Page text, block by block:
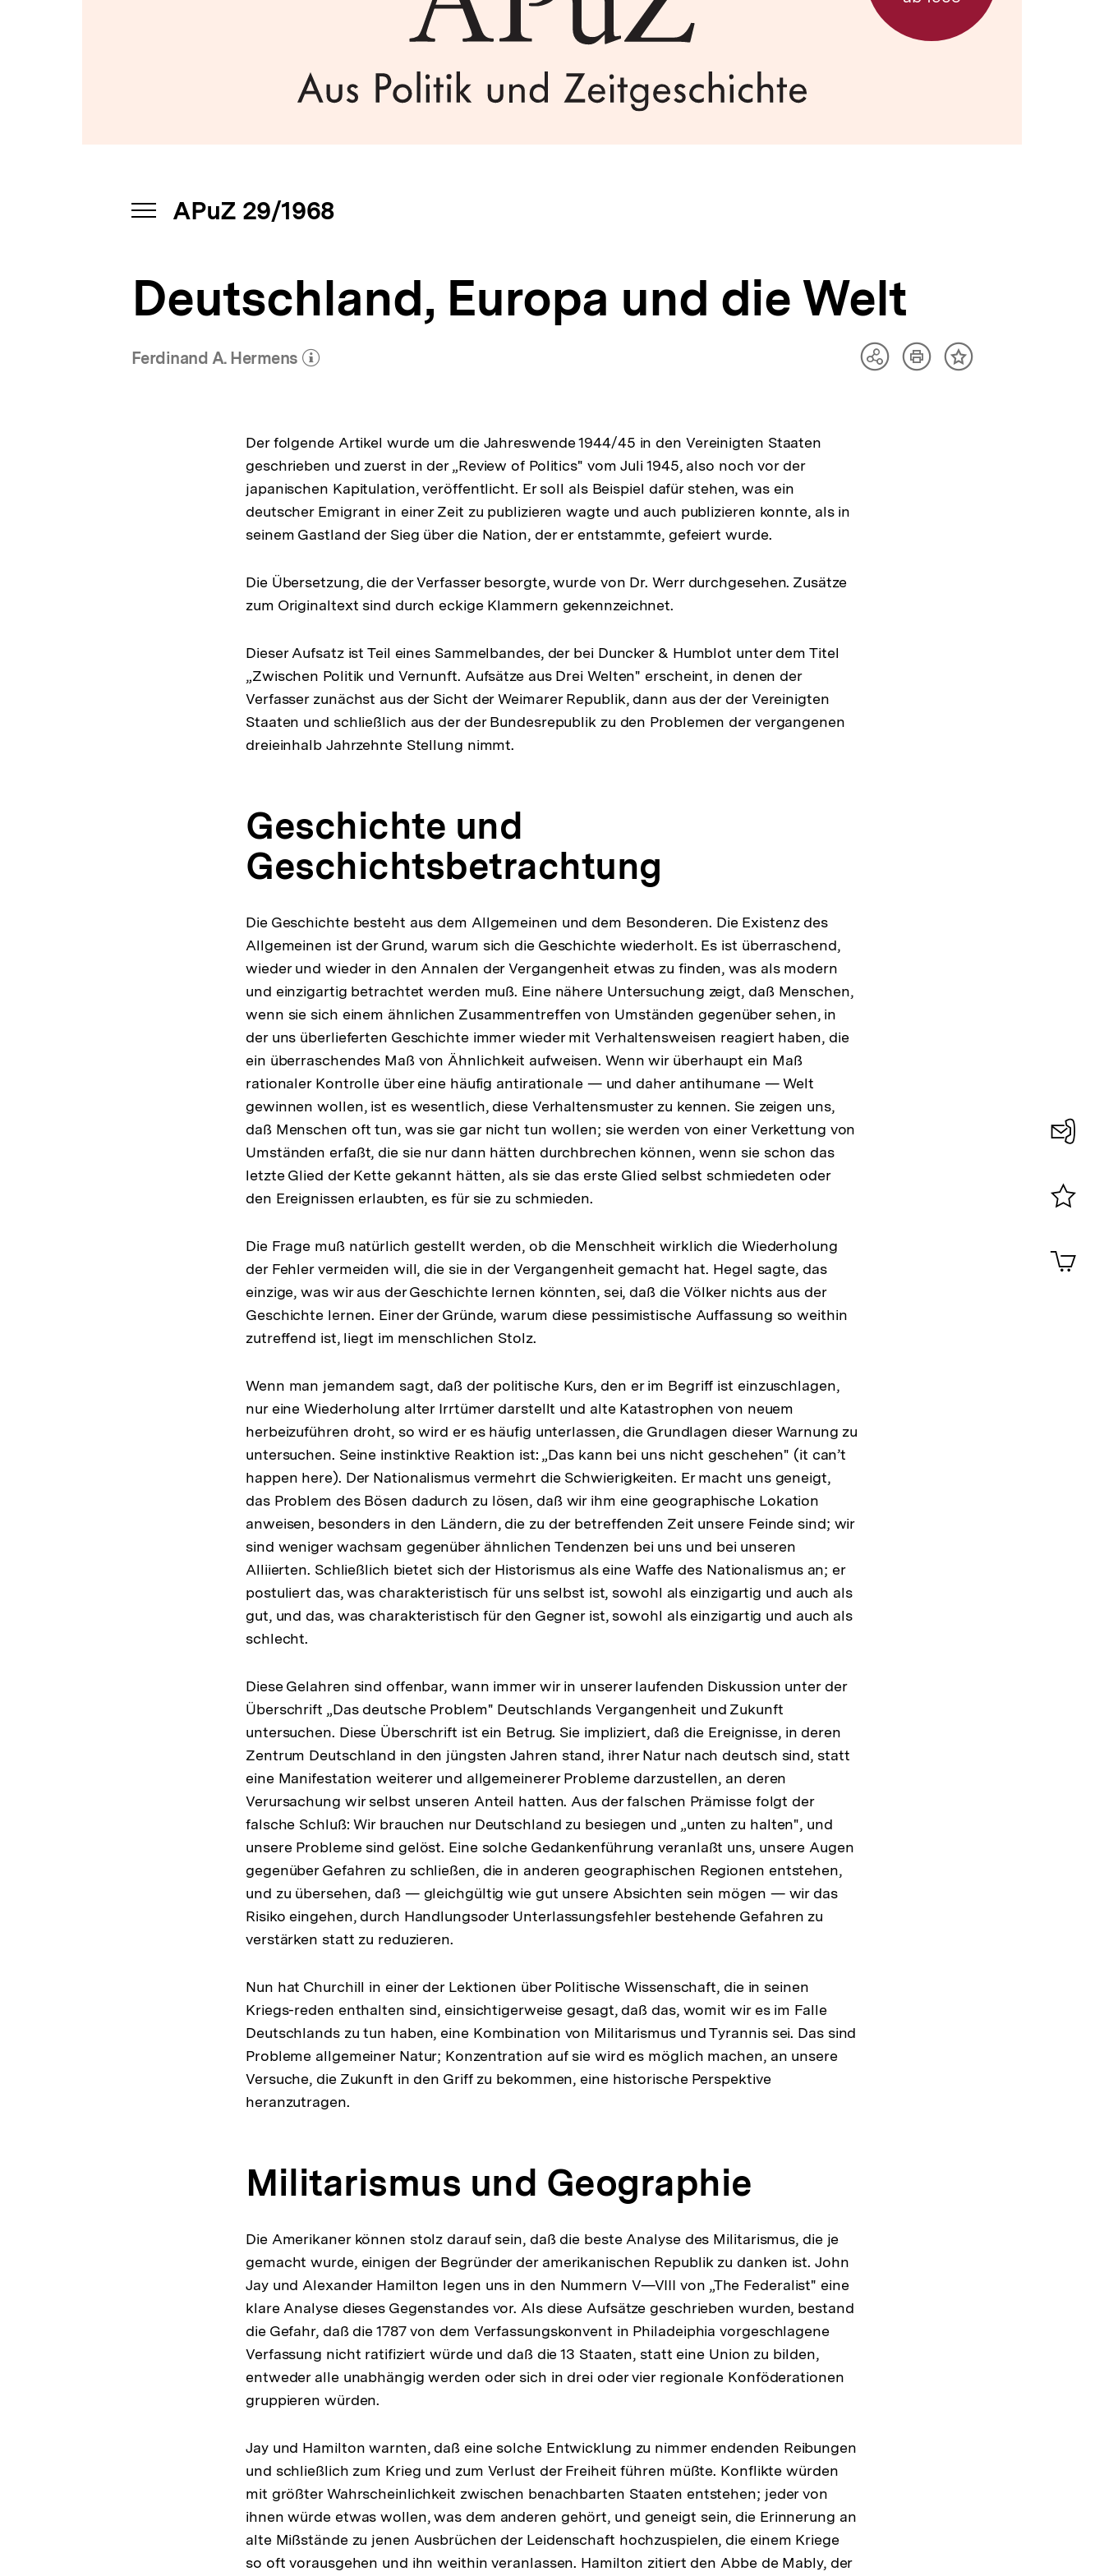
INHALTSNAVIGATION
APuZ 29/1968
Deutschland, Europa und die Welt
Ferdinand A. Hermens
(Mehr zum Autor)
TeilenArtikelInhalt
Der folgende Artikel wurde um die Jahreswende 1944/45 in den Vereinigten Staaten
geschrieben und zuerst in der „Review of Politics" vom Juli 1945, also noch vor der
japanischen Kapitulation, veröffentlicht. Er soll als Beispiel dafür stehen, was ein
deutscher Emigrant in einer Zeit zu publizieren wagte und auch publizieren konnte, als in
seinem Gastland der Sieg über die Nation, der er entstammte, gefeiert wurde.
Die Übersetzung, die der Verfasser besorgte, wurde von Dr. Werr durchgesehen. Zusätze
zum Originaltext sind durch eckige Klammern gekennzeichnet.
Dieser Aufsatz ist Teil eines Sammelbandes, der bei Duncker & Humblot unter dem Titel
„Zwischen Politik und Vernunft. Aufsätze aus Drei Welten" erscheint, in denen der
Verfasser zunächst aus der Sicht der Weimarer Republik, dann aus der der Vereinigten
Staaten und schließlich aus der der Bundesrepublik zu den Problemen der vergangenen
dreieinhalb Jahrzehnte Stellung nimmt.
Geschichte und
Geschichtsbetrachtung
Die Geschichte besteht aus dem Allgemeinen und dem Besonderen. Die Existenz des
Allgemeinen ist der Grund, warum sich die Geschichte wiederholt. Es ist überraschend,
wieder und wieder in den Annalen der Vergangenheit etwas zu finden, was als modern
und einzigartig betrachtet werden muß. Eine nähere Untersuchung zeigt, daß Menschen,
wenn sie sich einem ähnlichen Zusammentreffen von Umständen gegenüber sehen, in
der uns überlieferten Geschichte immer wieder mit Verhaltensweisen reagiert haben, die
ein überraschendes Maß von Ähnlichkeit aufweisen. Wenn wir überhaupt ein Maß
rationaler Kontrolle über eine häufig antirationale — und daher antihumane — Welt
gewinnen wollen, ist es wesentlich, diese Verhaltensmuster zu kennen. Sie zeigen uns,
daß Menschen oft tun, was sie gar nicht tun wollen; sie werden von einer Verkettung von
Umständen erfaßt, die sie nur dann hätten durchbrechen können, wenn sie schon das
letzte Glied der Kette gekannt hätten, als sie das erste Glied selbst schmiedeten oder
den Ereignissen erlaubten, es für sie zu schmieden.
Die Frage muß natürlich gestellt werden, ob die Menschheit wirklich die Wiederholung
der Fehler vermeiden will, die sie in der Vergangenheit gemacht hat. Hegel sagte, das
einzige, was wir aus der Geschichte lernen könnten, sei, daß die Völker nichts aus der
Geschichte lernen. Einer der Gründe, warum diese pessimistische Auffassung so weithin
zutreffend ist, liegt im menschlichen Stolz.
Wenn man jemandem sagt, daß der politische Kurs, den er im Begriff ist einzuschlagen,
nur eine Wiederholung alter Irrtümer darstellt und alte Katastrophen von neuem
herbeizuführen droht, so wird er es häufig unterlassen, die Grundlagen dieser Warnung zu
untersuchen. Seine instinktive Reaktion ist: „Das kann bei uns nicht geschehen" (it can’t
happen here). Der Nationalismus vermehrt die Schwierigkeiten. Er macht uns geneigt,
das Problem des Bösen dadurch zu lösen, daß wir ihm eine geographische Lokation
anweisen, besonders in den Ländern, die zu der betreffenden Zeit unsere Feinde sind; wir
sind weniger wachsam gegenüber ähnlichen Tendenzen bei uns und bei unseren
Alliierten. Schließlich bietet sich der Historismus als eine Waffe des Nationalismus an; er
postuliert das, was charakteristisch für uns selbst ist, sowohl als einzigartig und auch als
gut, und das, was charakteristisch für den Gegner ist, sowohl als einzigartig und auch als
schlecht.
Diese Gelahren sind offenbar, wann immer wir in unserer laufenden Diskussion unter der
Überschrift „Das deutsche Problem" Deutschlands Vergangenheit und Zukunft
untersuchen. Diese Überschrift ist ein Betrug. Sie impliziert, daß die Ereignisse, in deren
Zentrum Deutschland in den jüngsten Jahren stand, ihrer Natur nach deutsch sind, statt
eine Manifestation weiterer und allgemeinerer Probleme darzustellen, an deren
Verursachung wir selbst unseren Anteil hatten. Aus der falschen Prämisse folgt der
falsche Schluß: Wir brauchen nur Deutschland zu besiegen und „unten zu halten", und
unsere Probleme sind gelöst. Eine solche Gedankenführung veranlaßt uns, unsere Augen
gegenüber Gefahren zu schließen, die in anderen geographischen Regionen entstehen,
und zu übersehen, daß — gleichgültig wie gut unsere Absichten sein mögen — wir das
Risiko eingehen, durch Handlungsoder Unterlassungsfehler bestehende Gefahren zu
verstärken statt zu reduzieren.
Nun hat Churchill in einer der Lektionen über Politische Wissenschaft, die in seinen
Kriegs-reden enthalten sind, einsichtigerweise gesagt, daß das, womit wir es im Falle
Deutschlands zu tun haben, eine Kombination von Militarismus und Tyrannis sei. Das sind
Probleme allgemeiner Natur; Konzentration auf sie wird es möglich machen, an unsere
Versuche, die Zukunft in den Griff zu bekommen, eine historische Perspektive
heranzutragen.
Militarismus und Geographie
Die Amerikaner können stolz darauf sein, daß die beste Analyse des Militarismus, die je
gemacht wurde, einigen der Begründer der amerikanischen Republik zu danken ist. John
Jay und Alexander Hamilton legen uns in den Nummern V—VIII von „The Federalist" eine
klare Analyse dieses Gegenstandes vor. Als diese Aufsätze geschrieben wurden, bestand
die Gefahr, daß die 1787 von dem Verfassungskonvent in Philadeiphia vorgeschlagene
Verfassung nicht ratifiziert würde und daß die 13 Staaten, statt eine Union zu bilden,
entweder alle unabhängig werden oder sich in drei oder vier regionale Konföderationen
gruppieren würden.
Jay und Hamilton warnten, daß eine solche Entwicklung zu nimmer endenden Reibungen
und schließlich zum Krieg und zum Verlust der Freiheit führen müßte. Konflikte würden
mit größter Wahrscheinlichkeit zwischen benachbarten Staaten entstehen; jeder von
ihnen würde etwas wollen, was dem anderen gehört, und geneigt sein, die Erinnerung an
alte Mißstände zu jenen Ausbrüchen der Leidenschaft hochzuspielen, die einem Kriege
so oft vorausgehen und ihn weithin veranlassen. Hamilton zitiert den Abbe de Mably, der